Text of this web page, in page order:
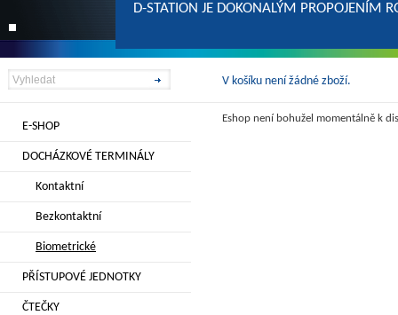
D-STATION JE DOKONALÝM PROPOJENÍM
V košíku není žádné zboží.
E-SHOP
DOCHÁZKOVÉ TERMINÁLY
Kontaktní
Bezkontaktní
Biometrické
PŘÍSTUPOVÉ JEDNOTKY
ČTEČKY
Eshop není bohužel momentálně k